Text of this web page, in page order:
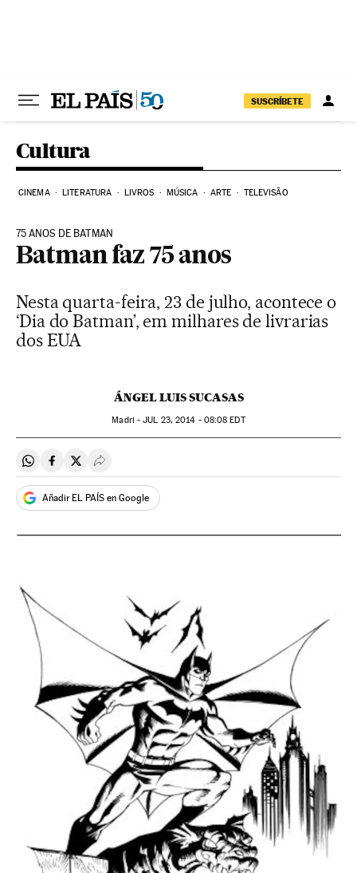
SUSCRÍBETE
Cultura
CINEMA LITERATURA LIVROS MÚSICA ARTE TELEVISÃO
75 ANOS DE BATMAN
Batman faz 75 anos
Nesta quarta-feira, 23 de julho, acontece o
‘Dia do Batman’, em milhares de livrarias
dos EUA
ÁNGEL LUIS SUCASAS
Madri -JUL 23, 2014 - 08:08 EDT
Compartir en Whatsapp
Compartir en Facebook
Compartir en Twitter
Desplegar Redes Sociales
Añadir EL PAÍS en Google